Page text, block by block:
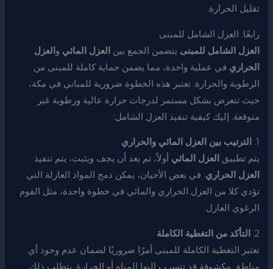
تقليل الحرارة.
رابعًا: العزل الشامل للمبنى
العزل الشامل للمبنى يتضمن الجمع بين العزل المائي و العزل
الحراري في عملية واحدة، مما يضمن حماية كاملة للمبنى من
الرطوبة والحرارة. تعتبر هذه الخطوة ضرورية للمباني في مكة،
حيث تتعرض بشكل مستمر لدرجات حرارة عالية ورطوبة غير
متوقعة. إليك كيفية تنفيذ العزل الشامل:
1.
الترتيب بين العزل المائي والحراري
يتم تطبيق العزل المائي أولاً، ثم بعد أن يجف ويثبت، يتم تنفيذ
العزل الحراري. في بعض الأحيان، يمكن دمج المواد العازلة التي
تؤدي كلا من العزل الحراري والمائي في خطوة واحدة، مثل الفوم
الرغوي العازل.
2.
التأكد من التغطية الكاملة
تعتبر التغطية الكاملة للمبنى أمرًا ضروريًا لضمان عدم وجود أي
مناطق مكشوفة قد تتسرب إليها المياه أو الحرارة. يتطلب ذلك